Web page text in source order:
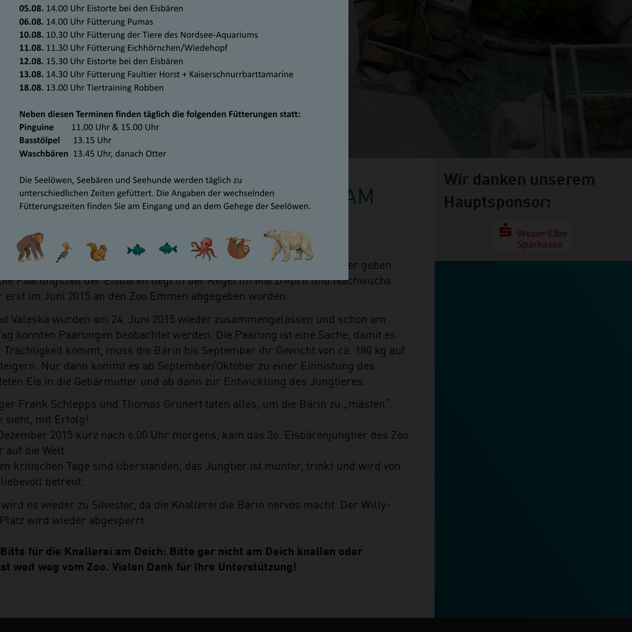
36. EISBÄRENJUNGTIER DES ZOO AM
IST DA!
Dezember 2015
damit gerechnet, dass es 2015 Eisbärennachwuchs im Zoo am Meer geben
Paarungszeit der Eisbären liegt in der Regel im März/April und Nachwuchs
erst im Juni 2015 an den Zoo Emmen abgegeben worden.
Valeska wurden am 24. Juni 2015 wieder zusammengelassen und schon am
konnten Paarungen beobachtet werden. Die Paarung ist eine Sache, damit es
Trächtigkeit kommt, muss die Bärin bis September ihr Gewicht von ca. 180 kg auf
Nur dann kommt es ab September/Oktober zu einer Einnistung des
Eis in die Gebärmutter und ab dann zur Entwicklung des Jungtieres.
Frank Schlepps und Thomas Grunert taten alles, um die Bärin zu „mästen“.
sieht, mit Erfolg!
2015 kurz nach 6.00 Uhr morgens, kam das 36. Eisbärenjungtier des Zoo
auf die Welt.
kritischen Tage sind überstanden, das Jungtier ist munter, trinkt und wird von
betreut.
es wieder zu Silvester, da die Knallerei die Bärin nervös macht. Der Willy-
wird wieder abgesperrt.
für die Knallerei am Deich: Bitte gar nicht am Deich knallen oder
weit weg vom Zoo. Vielen Dank für Ihre Unterstützung!
Wir danken unserem
Hauptsponsor: